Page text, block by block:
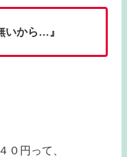
いから…』
０円って、